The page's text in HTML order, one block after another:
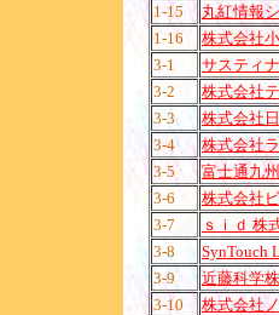
1-15
丸紅情報
1-16
株式会社
3-1
サスティ
3-2
株式会社
3-3
株式会社
3-4
株式会社
3-5
富士通九
3-6
株式会社
3-7
ｓｉｄ 株
3-8
SynTouch
3-9
近藤科学
3-10
株式会社